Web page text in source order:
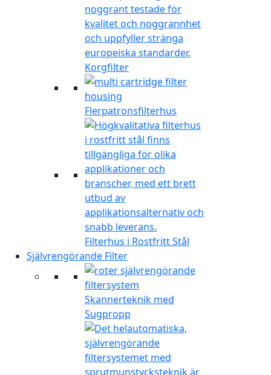
Korgfilter
Flerpatronsfilterhus
Filterhus i Rostfritt Stål
Självrengörande Filter
Skannerteknik med
Sugpropp